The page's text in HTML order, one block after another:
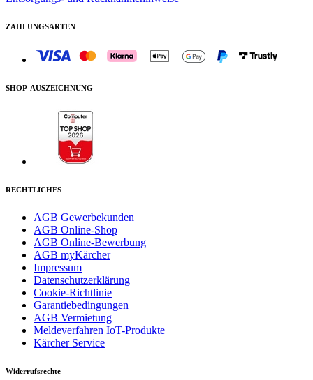
ZAHLUNGSARTEN
SHOP-AUSZEICHNUNG
RECHTLICHES
AGB Gewerbekunden
AGB Online-Shop
AGB Online-Bewerbung
AGB myKärcher
Impressum
Datenschutzerklärung
Cookie-Richtlinie
Garantiebedingungen
AGB Vermietung
Meldeverfahren IoT-Produkte
Kärcher Service
Widerrufsrechte